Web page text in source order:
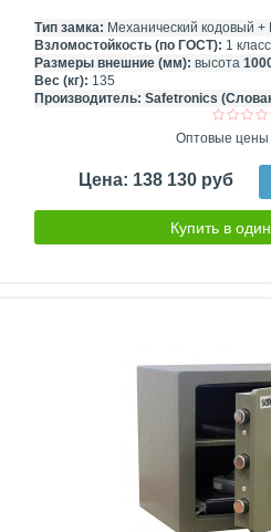
Тип замка: Механический кодовый +
Взломостойкость (по ГОСТ): 1 класс
Размеры внешние (мм): высота
Вес (кг): 135
Производитель: Safetronics
Оптовые цены
Цена: 138 130 руб
Купить в